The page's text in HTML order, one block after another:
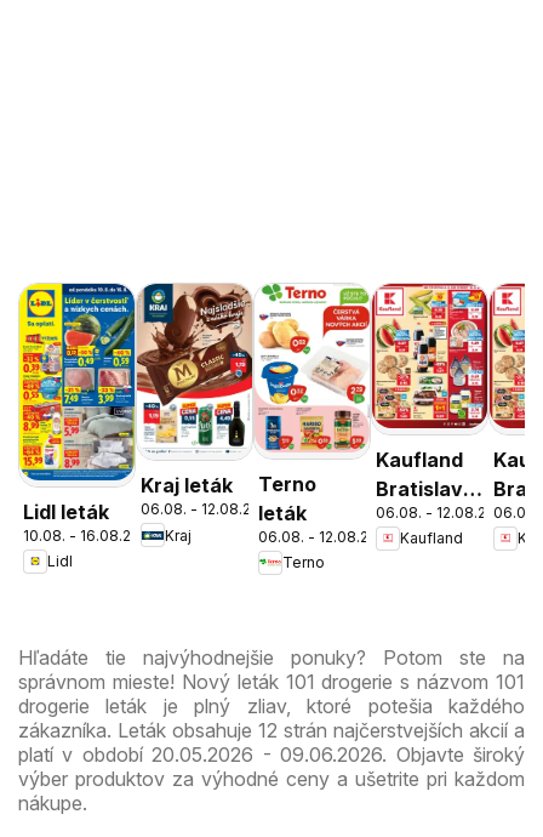
Lidl leták
10.08. - 16.08.2026
Lidl
Kraj leták
06.08. - 12.08.2026
Kraj
Terno
leták
06.08. - 12.08.2026
Terno
Kaufland
Bratislava-
Patrónka
leták
06.08. - 12.08.2026
Kaufland
Nové
06.08.
Hľadáte tie najvýhodnejšie ponuky? Potom ste na
správnom mieste! Nový leták 101 drogerie s názvom 101
drogerie leták je plný zliav, ktoré potešia každého
zákazníka. Leták obsahuje 12 strán najčerstvejších akcií a
platí v období 20.05.2026 - 09.06.2026. Objavte široký
výber produktov za výhodné ceny a ušetrite pri každom
nákupe.